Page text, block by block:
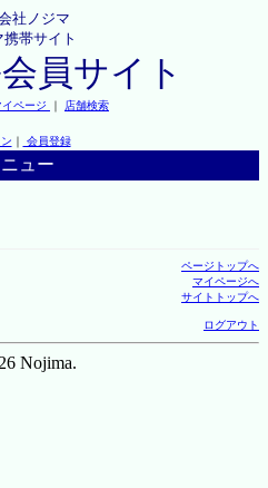
社ノジマ
携帯サイト
員サイト
イページ ｜ 店舗検索
｜ 会員登録
ニュー
ページトップへ
マイページへ
サイトトップへ
ログアウト
Nojima.